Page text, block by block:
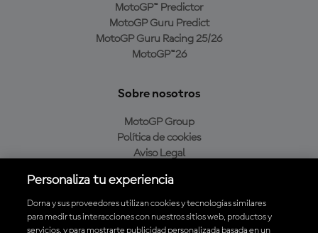
MotoGP™ Predictor
MotoGP Guru Predict
MotoGP Guru Racing 25/26
MotoGP™26
Sobre nosotros
MotoGP Group
Política de cookies
Aviso Legal
Política de compra
Personaliza tu experiencia
Dorna y sus proveedores utilizan cookies y tecnologías similares
para medir tus interacciones con nuestros sitios web, productos y
servicios, y para mostrarte publicidad personalizada basada en un